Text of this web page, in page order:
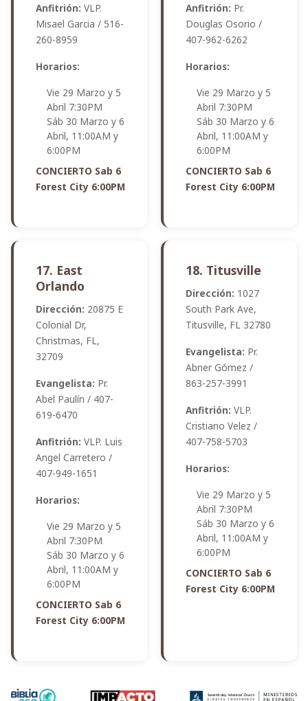
Anfitrión: VLP.
Misael Garcia / 516-
260-8959
Horarios:
Vie 29 Marzo y 5
Abril 7:30PM
Sáb 30 Marzo y 6
Abril, 11:00AM y
6:00PM
CONCIERTO Sab 6
Forest City 6:00PM
Anfitrión: Pr.
Douglas Osorio /
407-962-6262
Horarios:
Vie 29 Marzo y 5
Abril 7:30PM
Sáb 30 Marzo y 6
Abril, 11:00AM y
6:00PM
CONCIERTO Sab 6
Forest City 6:00PM
17. East
Orlando
Dirección: 20875 E
Colonial Dr,
Christmas, FL,
32709
Evangelista: Pr.
Abel Paulín / 407-
619-6470
Anfitrión: VLP. Luis
Angel Carretero /
407-949-1651
Horarios:
Vie 29 Marzo y 5
Abril 7:30PM
Sáb 30 Marzo y 6
Abril, 11:00AM y
6:00PM
CONCIERTO Sab 6
Forest City 6:00PM
18. Titusville
Dirección: 1027
South Park Ave,
Titusville, FL 32780
Evangelista: Pr.
Abner Gómez /
863-257-3991
Anfitrión: VLP.
Cristiano Velez /
407-758-5703
Horarios:
Vie 29 Marzo y 5
Abril 7:30PM
Sáb 30 Marzo y 6
Abril, 11:00AM y
6:00PM
CONCIERTO Sab 6
Forest City 6:00PM